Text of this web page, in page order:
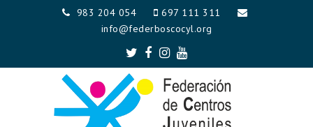
983 204 054
697 111 311
info@federboscocyl.org
Twitter
Facebook
Instagram
Youtube